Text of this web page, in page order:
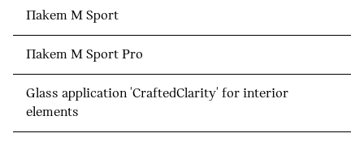
Пакет M Sport
Пакет M Sport Pro
Glass application 'CraftedClarity' for interior
elements